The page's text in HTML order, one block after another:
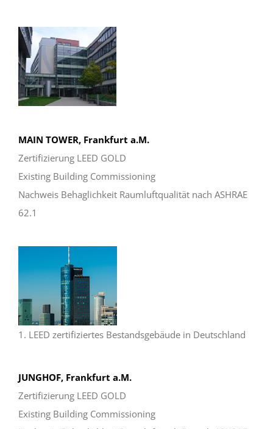
MAIN TOWER, Frankfurt a.M.
Zertifizierung LEED GOLD
Existing Building Commissioning
Nachweis Behaglichkeit Raumluftqualität nach ASHRAE
62.1
1. LEED zertifiziertes Bestandsgebäude in Deutschland
JUNGHOF, Frankfurt a.M.
Zertifizierung LEED GOLD
Existing Building Commissioning